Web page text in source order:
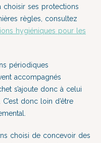
choisir ses protections
règles, consultez
hygiéniques pour les
périodiques
accompagnés
s’ajoute donc à celui
donc loin d’être
choisi de concevoir des